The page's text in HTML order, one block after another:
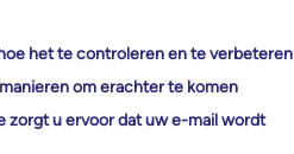
het te controleren en te verbeteren
om erachter te komen
zorgt u ervoor dat uw e-mail wordt